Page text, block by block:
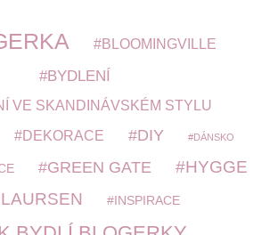
BLOOMINGVILLE
BYDLENÍ
VE SKANDINÁVSKÉM STYLU
DEKORACE DIY DÁNSKO
GREEN GATE HYGGE
INSPIRACE